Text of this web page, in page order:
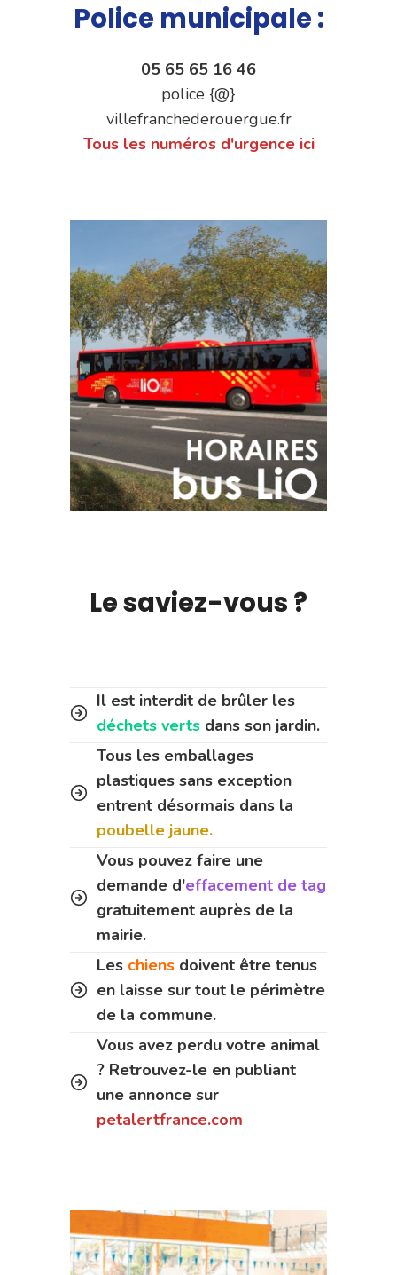
Police municipale :
05 65 65 16 46
police {@}
villefranchederouergue.fr
Tous les numéros d'urgence ici
Le saviez-vous ?
Il est interdit de brûler les
déchets verts dans son jardin.
Tous les emballages
plastiques sans exception
entrent désormais dans la
poubelle jaune.
Vous pouvez faire une
demande d'effacement de tag
gratuitement auprès de la
mairie.
Les chiens doivent être tenus
en laisse sur tout le périmètre
de la commune.
Vous avez perdu votre animal
? Retrouvez-le en publiant
une annonce sur
petalertfrance.com